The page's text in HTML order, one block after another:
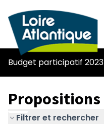
Budget participatif 2023
Propositions
Filtrer et rechercher